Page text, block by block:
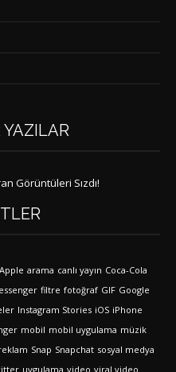
YAZILAR
Görüntüleri Sızdı!
Apple arama canlı yayın Coca-Cola
filtre fotoğraf GIF Google
Instagram Stories iOS iPhone
mobil mobil uygulama müzik
Snap Snapchat sosyal medya
uygulama video viral video